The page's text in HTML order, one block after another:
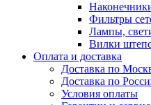
Фильтры
Лампы,
Вилки
Оплата и доставка
Доставка по
Доставка по
Условия оплаты